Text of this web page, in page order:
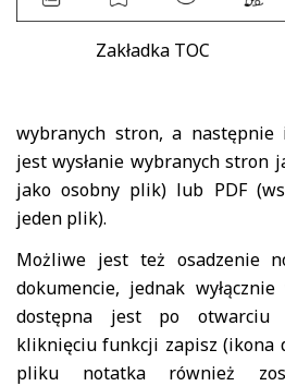
Zakładka TOC
wybranych stron, a następnie
jest wysłanie wybranych stron
jako osobny plik) lub PDF
jeden plik).
Możliwe jest też osadzenie
dokumencie, jednak
dostępna jest po otwarciu
kliknięciu funkcji zapisz (ikona
pliku notatka również